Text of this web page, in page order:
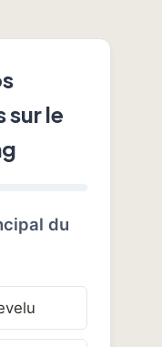
sur le
du